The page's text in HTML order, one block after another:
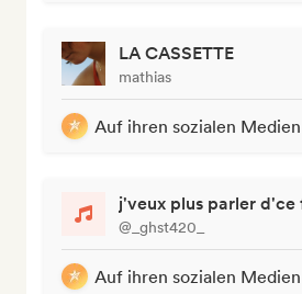
LA CASSETTE
mathias
Auf ihren sozialen
j'veux plus parler d'ce
@_ghst420_
Auf ihren sozialen